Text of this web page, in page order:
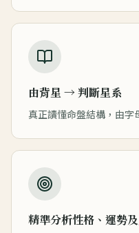
由背星 → 判斷星系
真正讀懂命盤結構，由字
精準分析性格、運勢